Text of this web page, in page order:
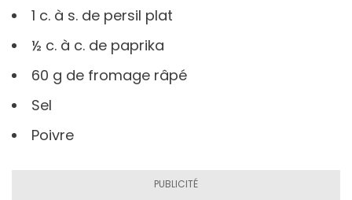
1 c. à s. de persil plat
½ c. à c. de paprika
60 g de fromage râpé
Sel
Poivre